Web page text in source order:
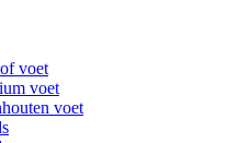
voet
voet
voet